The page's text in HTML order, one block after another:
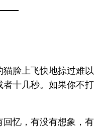
脸上飞快地掠过难以
十几秒。如果你不打
忆，有没有想象，有